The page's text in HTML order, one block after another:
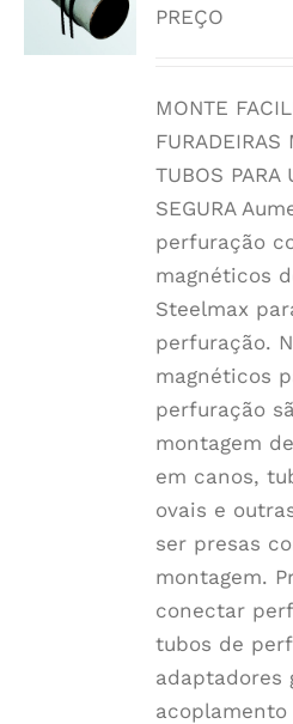
PREÇO
MONTE
FURADEIRAS
TUBOS PARA
SEGURA
perfuração
magnéticos
Steelmax
perfuração.
magnéticos
perfuração
montagem
em canos,
ovais e
ser presas
montagem.
conectar
tubos de
adaptadores